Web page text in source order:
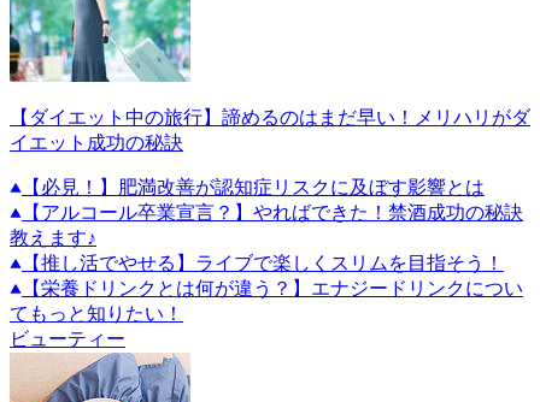
【ダイエット中の旅行】諦めるのはまだ早い！メリハリがダ
イエット成功の秘訣
【必見！】肥満改善が認知症リスクに及ぼす影響とは
【アルコール卒業宣言？】やればできた！禁酒成功の秘訣
教えます♪
【推し活でやせる】ライブで楽しくスリムを目指そう！
【栄養ドリンクとは何が違う？】エナジードリンクについ
てもっと知りたい！
ビューティー